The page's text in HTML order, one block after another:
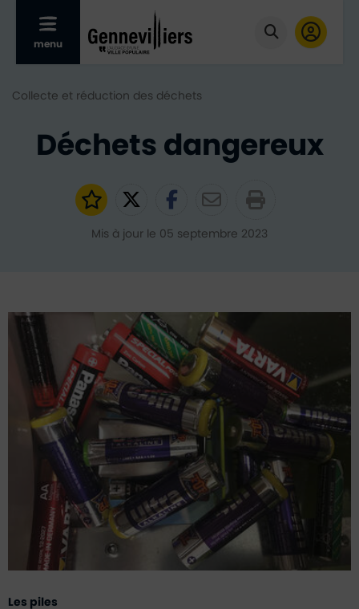
Afficher le menu mobile
menu Cliquer
Collecte et réduction des déchets
Déchets dangereux
Ajouter aux favoris
Partager sur Twitter
Partager sur
Partager par
Mis à jour le 05 septembre 2023
Déchets dangereux Piles
Les piles